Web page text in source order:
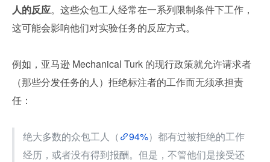
人的反应。这些众包工人经常在一系列限制条件下工作，
这可能会影响他们对实验任务的反应方式。
例如，亚马逊 Mechanical Turk 的现行政策就允许请求者
（那些分发任务的人）拒绝标注者的工作而无须承担责
任：
绝大多数的众包工人（ 94%）都有过被拒绝的工作
经历，或者没有得到报酬。但是，不管他们是接受还